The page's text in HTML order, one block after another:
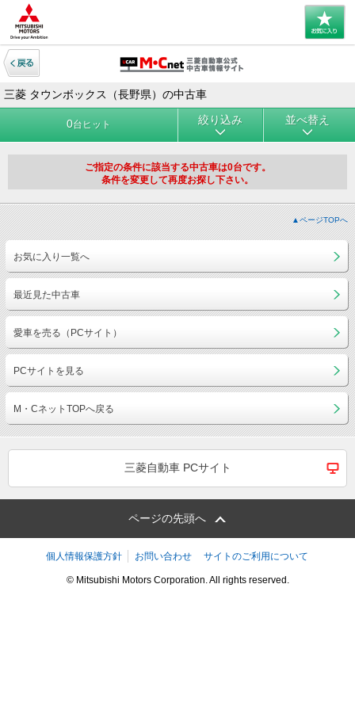
三菱 タウンボックス（長野県）の中古車
0台ヒット 絞り込み 並べ替え
ご指定の条件に該当する中古車は0台です。
条件を変更して再度お探し下さい。
▲ページTOPへ
お気に入り一覧へ
最近見た中古車
愛車を売る（PCサイト）
PCサイトを見る
M・CネットTOPへ戻る
三菱自動車 PCサイト
ページの先頭へ
個人情報保護方針 お問い合わせ サイトのご利用について
© Mitsubishi Motors Corporation. All rights reserved.